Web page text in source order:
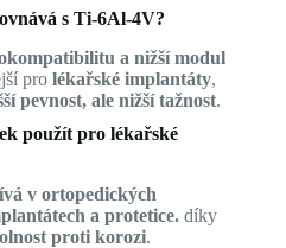
s Ti-6Al-4V?
a nižší modul
pro lékařské implantáty,
pevnost, ale nižší tažnost.
použít pro lékařské
v ortopedických
a protetice.díky
proti korozi.